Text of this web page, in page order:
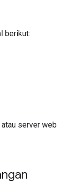
berikut:
server web